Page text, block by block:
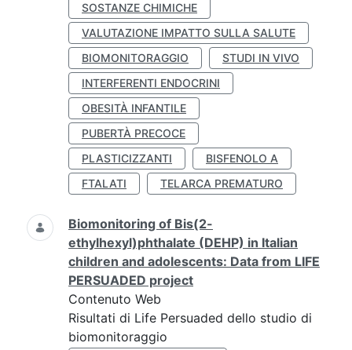
SOSTANZE CHIMICHE
VALUTAZIONE IMPATTO SULLA SALUTE
BIOMONITORAGGIO
STUDI IN VIVO
INTERFERENTI ENDOCRINI
OBESITÀ INFANTILE
PUBERTÀ PRECOCE
PLASTICIZZANTI
BISFENOLO A
FTALATI
TELARCA PREMATURO
Biomonitoring of Bis(2-
ethylhexyl)phthalate (DEHP) in Italian
children and adolescents: Data from LIFE
PERSUADED project
Contenuto Web
Risultati di Life Persuaded dello studio di
biomonitoraggio